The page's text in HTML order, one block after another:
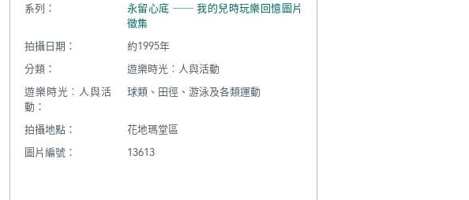
系列：
永留心底 ── 我的兒時玩樂回憶圖片
徵集
拍攝日期：
約1995年
分類：
遊樂時光︰人與活動
遊樂時光︰人與活
動：
球類、田徑、游泳及各類運動
拍攝地點：
花地瑪堂區
圖片編號：
13613